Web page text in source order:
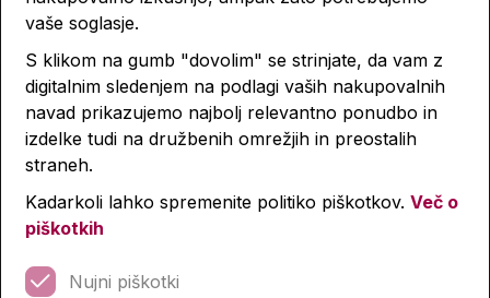
Lastnosti izdelka
Podobni izdelki
-4 %
-4 %
vaše soglasje.
S klikom na gumb "dovolim" se strinjate, da vam z
digitalnim sledenjem na podlagi vaših nakupovalnih
navad prikazujemo najbolj relevantno ponudbo in
izdelke tudi na družbenih omrežjih in preostalih
straneh.
Kadarkoli lahko spremenite politiko piškotkov. Več o
piškotkih
Nujni piškotki